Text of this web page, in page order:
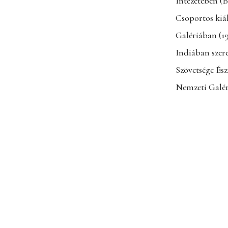
Csoportos
Galériában
Indiában
Szövetsége
Nemzeti